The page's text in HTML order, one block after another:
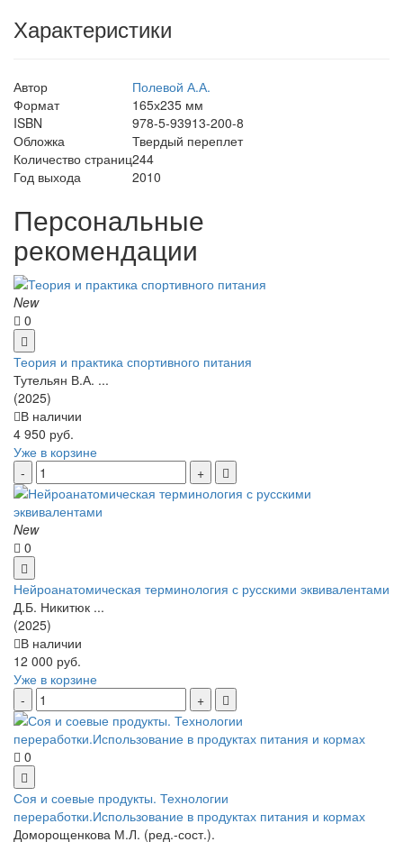
Характеристики
Автор
Полевой А.А.
Формат
165х235 мм
ISBN
978-5-93913-200-8
Обложка
Твердый переплет
Количество страниц244
Год выхода
2010
Персональные
рекомендации
New
0
Теория и практика спортивного питания
Тутельян В.А. ...
(2025)
В наличии
4 950 руб.
Уже в корзине
New
0
Нейроанатомическая терминология с русскими эквивалентами
Д.Б. Никитюк ...
(2025)
В наличии
12 000 руб.
Уже в корзине
0
Соя и соевые продукты. Технологии
переработки.Использование в продуктах питания и кормах
Доморощенкова М.Л. (ред.-сост.).